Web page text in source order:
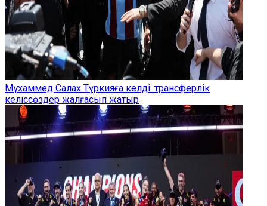
Мұхаммед Салах Түркияға келді: трансферлік
келіссөздер жалғасып жатыр